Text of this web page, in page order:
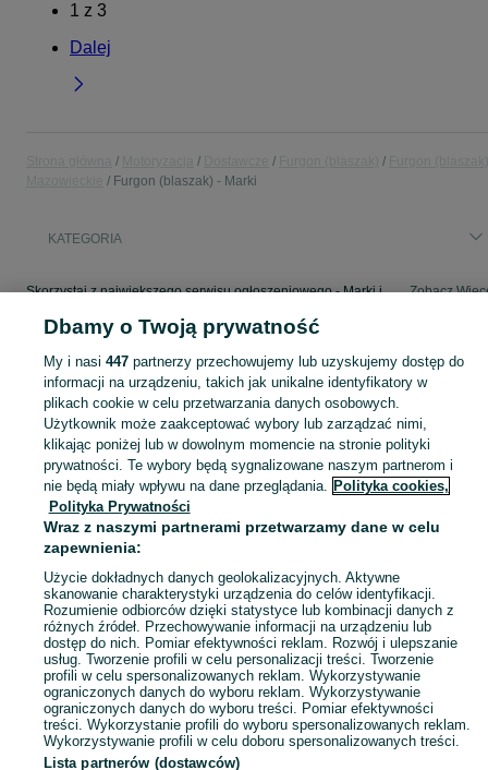
1 z 3
Dalej
Furgon (blaszak) - Marki
KATEGORIA
Skorzystaj z największego serwisu ogłoszeniowego - Marki i okolice! - kupuj lub sprzedawaj jeszcze wygodniej w kategorii Furgon (blaszak)! Zobacz
Mapa kategorii
Mapa miejscowości
Mapa ministron
Popularne wyszukiwania
Dbamy o Twoją prywatność
My i nasi 447partnerzy przechowujemy lub uzyskujemy dostęp do
informacji na urządzeniu, takich jak unikalne identyfikatory w
plikach cookie w celu przetwarzania danych osobowych.
Użytkownik może zaakceptować wybory lub zarządzać nimi,
klikając poniżej lub w dowolnym momencie na stronie polityki
prywatności. Te wybory będą sygnalizowane naszym partnerom i
nie będą miały wpływu na dane przeglądania. Polityka cookies,
Polityka Prywatności
Wraz z naszymi partnerami przetwarzamy dane w celu
zapewnienia:
Użycie dokładnych danych geolokalizacyjnych. Aktywne
skanowanie charakterystyki urządzenia do celów identyfikacji.
Rozumienie odbiorców dzięki statystyce lub kombinacji danych z
różnych źródeł. Przechowywanie informacji na urządzeniu lub
dostęp do nich. Pomiar efektywności reklam. Rozwój i ulepszanie
usług. Tworzenie profili w celu personalizacji treści. Tworzenie
profili w celu spersonalizowanych reklam. Wykorzystywanie
ograniczonych danych do wyboru reklam. Wykorzystywanie
ograniczonych danych do wyboru treści. Pomiar efektywności
treści. Wykorzystanie profili do wyboru spersonalizowanych reklam.
Wykorzystywanie profili w celu doboru spersonalizowanych treści.
Lista partnerów (dostawców)